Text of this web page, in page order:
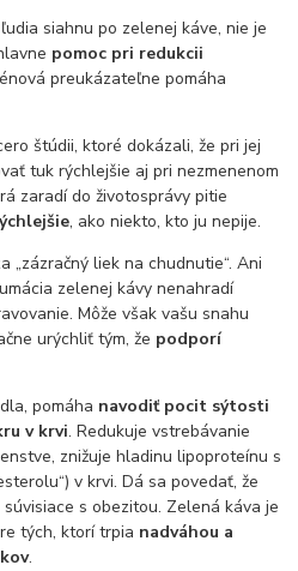
siahnu po zelenej káve, nie je
pomoc pri redukcii
preukázateľne pomáha
štúdii, ktoré dokázali, že pri jej
tuk rýchlejšie aj pri nezmenenom
zaradí do životosprávy pitie
, ako niekto, kto ju nepije.
„zázračný liek na chudnutie“. Ani
zelenej kávy nenahradí
Môže však vašu snahu
urýchliť tým, že podporí
pomáha navodiť pocit sýtosti
v krvi. Redukuje vstrebávanie
znižuje hladinu lipoproteínu s
v krvi. Dá sa povedať, že
s obezitou. Zelená káva je
tých, ktorí trpia nadváhou a
.